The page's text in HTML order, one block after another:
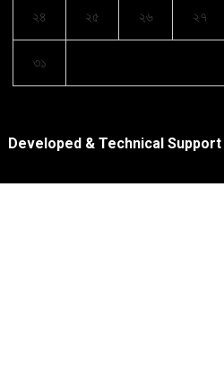
২৪ ২৫ ২৬ ২৭
৩১
Developed & Technical